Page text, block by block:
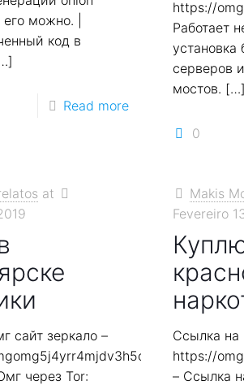
можно. |
код в
Read more
https://
Работает
установка
серверов
мостов.
0
at
сайт зеркало –
через Tor:
Makis
Fevereiro
Ссылка на
https://
– Ссылка